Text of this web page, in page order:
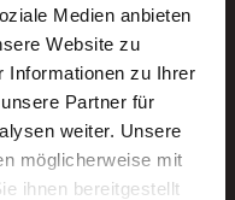
Medien anbieten
Website zu
Informationen zu Ihrer
Partner für
weiter. Unsere
möglicherweise mit
ihnen bereitgestellt
E-Mail.
von AWO